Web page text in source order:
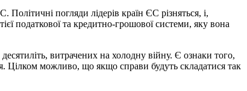
погляди лідерів країн ЄС різняться, і,
податкової та кредитно-грошової системи, яку вона
витрачених на холодну війну. Є ознаки того,
Цілком можливо, що якщо справи будуть складатися так